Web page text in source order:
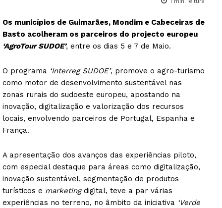
Os municípios de Guimarães, Mondim e Cabeceiras de
Basto acolheram os parceiros do projecto europeu
‘AgroTour SUDOE’, entre os dias 5 e 7 de Maio.
O programa ‘Interreg SUDOE’, promove o agro-turismo
como motor de desenvolvimento sustentável nas
zonas rurais do sudoeste europeu, apostando na
inovação, digitalização e valorização dos recursos
locais, envolvendo parceiros de Portugal, Espanha e
França.
A apresentação dos avanços das experiências piloto,
com especial destaque para áreas como digitalização,
inovação sustentável, segmentação de produtos
turísticos e marketingdigital, teve a par várias
experiências no terreno, no âmbito da iniciativa ‘Verde